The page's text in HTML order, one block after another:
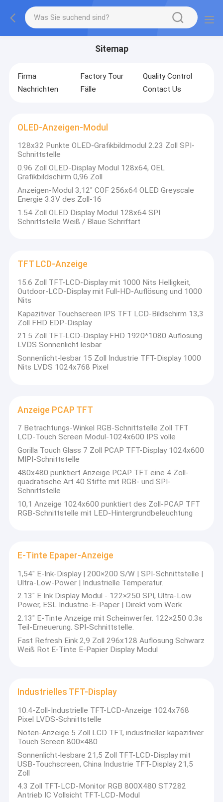
Sitemap
Firma Factory Tour
Quality Control
Nachrichten
Fälle Contact Us
OLED-Anzeigen-Modul
128x32 Punkte OLED-Grafikbildmodul 2.23 Zoll SPI-
Schnittstelle
0.96 Zoll OLED-Display Modul 128x64, OEL
Grafikbildschirm 0,96 Zoll
Anzeigen-Modul 3,12" COF 256x64 OLED Greyscale
Energie 3.3V des Zoll-16
1.54 Zoll OLED Display Modul 128x64 SPI
Schnittstelle Weiß / Blaue Schriftart
TFT LCD-Anzeige
15.6 Zoll TFT-LCD-Display mit 1000 Nits Helligkeit,
Outdoor-LCD-Display mit Full-HD-Auflösung und 1000
Nits
Kapazitiver Touchscreen IPS TFT LCD-Bildschirm 13,3
Zoll FHD EDP-Display
21.5 Zoll TFT-LCD-Display FHD 1920*1080 Auflösung
LVDS Sonnenlicht lesbar
Sonnenlicht-lesbar 15 Zoll Industrie TFT-Display 1000
Nits LVDS 1024x768 Pixel
Anzeige PCAP TFT
7 Betrachtungs-Winkel RGB-Schnittstelle Zoll TFT
LCD-Touch Screen Modul-1024x600 IPS volle
Gorilla Touch Glass 7 Zoll PCAP TFT-Display 1024x600
MIPI-Schnittstelle
480x480 punktiert Anzeige PCAP TFT eine 4 Zoll-
quadratische Art 40 Stifte mit RGB- und SPI-
Schnittstelle
10,1 Anzeige 1024x600 punktiert des Zoll-PCAP TFT
RGB-Schnittstelle mit LED-Hintergrundbeleuchtung
E-Tinte Epaper-Anzeige
1,54" E-Ink-Display | 200×200 S/W | SPI-Schnittstelle |
Ultra-Low-Power | Industrielle Temperatur.
2.13" E Ink Display Modul - 122×250 SPI, Ultra-Low
Power, ESL Industrie-E-Paper | Direkt vom Werk
2.13" E-Tinte Anzeige mit Scheinwerfer. 122×250 0.3s
Teil-Erneuerung. SPI-Schnittstelle.
Fast Refresh Eink 2,9 Zoll 296x128 Auflösung Schwarz
Weiß Rot E-Tinte E-Papier Display Modul
Industrielles TFT-Display
10.4-Zoll-Industrielle TFT-LCD-Anzeige 1024x768
Pixel LVDS-Schnittstelle
Noten-Anzeige 5 Zoll LCD TFT, industrieller kapazitiver
Touch Screen 800×480
Sonnenlicht-lesbare 21,5 Zoll TFT-LCD-Display mit
USB-Touchscreen, China Industrie TFT-Display 21,5
Zoll
4.3 Zoll TFT-LCD-Monitor RGB 800X480 ST7282
Antrieb IC Vollsicht TFT-LCD-Modul